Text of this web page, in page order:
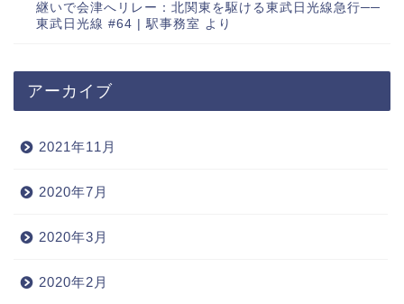
継いで会津へリレー：北関東を駆ける東武日光線急行──
東武日光線 #64 | 駅事務室 より
アーカイブ
2021年11月
2020年7月
2020年3月
2020年2月